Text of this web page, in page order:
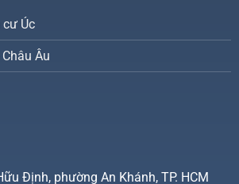
Úc
Âu
Định, phường An Khánh, TP. HCM